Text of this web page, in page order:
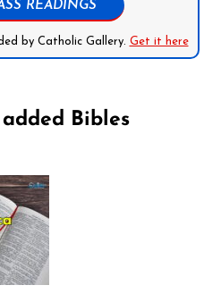
READINGS
by Catholic Gallery. Get it here
Bibles